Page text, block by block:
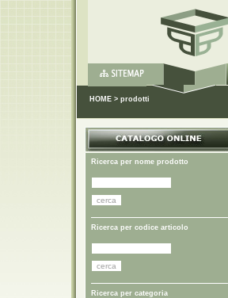
HOME > prodotti
Ricerca per nome prodotto
Ricerca per codice articolo
Ricerca per categoria